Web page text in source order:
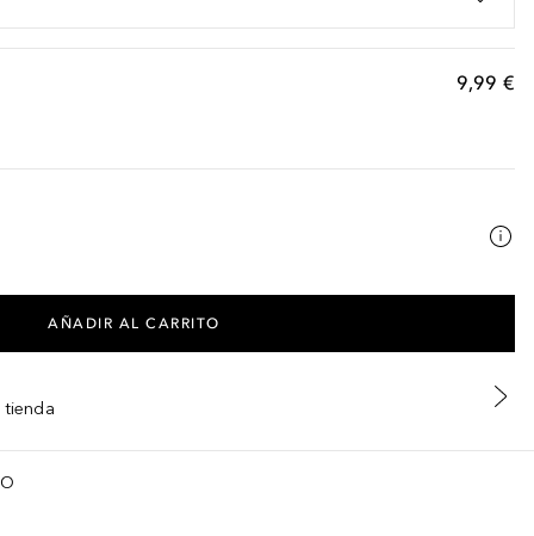
9,99 €
AÑADIR AL CARRITO
tienda